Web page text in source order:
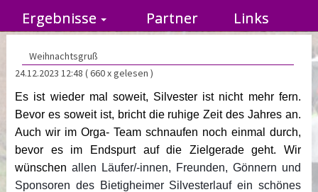
Ergebnisse
Partner Links
Weihnachtsgruß
24.12.2023 12:48 ( 660 x gelesen )
Es ist wieder mal soweit, Silvester ist nicht mehr fern.
Bevor es soweit ist, bricht die ruhige Zeit des Jahres an.
Auch wir im Orga- Team schnaufen noch einmal durch,
bevor es im Endspurt auf die Zielgerade geht. Wir
wünschenallen Läufer/-innen, Freunden, Gönnern und
Sponsoren des Bietigheimer Silvesterlauf ein schönes